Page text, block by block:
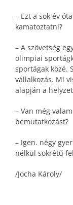
– Ezt a sok év
kamatoztatni?
– A szövetség
olimpiai
sportágak közé.
vállalkozás. Mi
alapján a
– Van még
bemutatkozást?
– Igen. négy
nélkül sokrétű
/Jocha Károly/